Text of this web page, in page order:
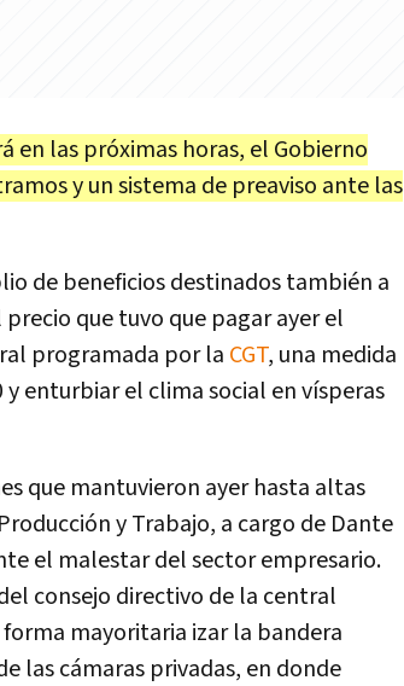
en las próximas horas, el Gobierno
y un sistema de preaviso ante las
de beneficios destinados también a
que tuvo que pagar ayer el
programada por la CGT, una medida
enturbiar el clima social en vísperas
que mantuvieron ayer hasta altas
y Trabajo, a cargo de Dante
el malestar del sector empresario.
consejo directivo de la central
mayoritaria izar la bandera
las cámaras privadas, en donde